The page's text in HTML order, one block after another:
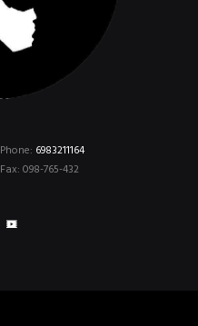
Phone: 6983211164
Fax: 098-765-432